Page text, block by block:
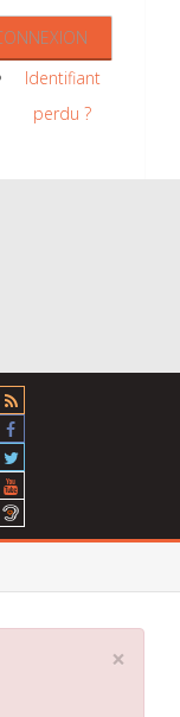
Identifiant
perdu ?
×